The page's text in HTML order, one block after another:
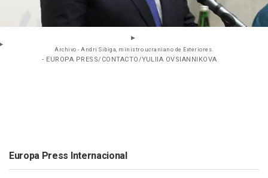
Archivo - Andri Sibiga, ministro ucraniano de Exteriores.
- EUROPA PRESS/CONTACTO/YULIIA OVSIANNIKOVA
Europa Press Internacional